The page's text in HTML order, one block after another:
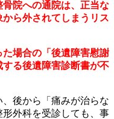
院への通院は、正当な
ら外されてしまうリス
場合の「後遺障害慰謝
る後遺障害診断書が不
後から「痛みが治らな
外科を受診しても、事